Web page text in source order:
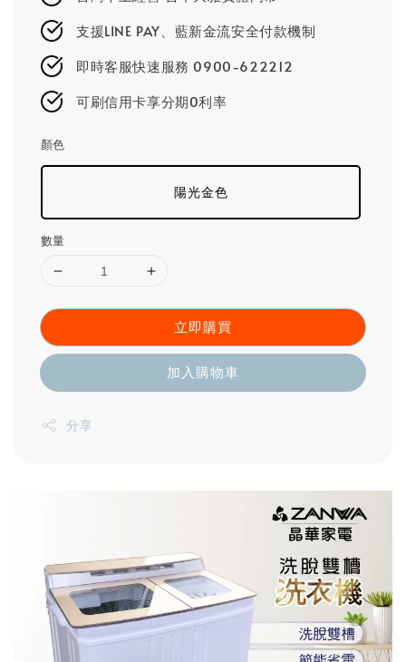
支援LINE PAY、藍新金流安全付款機制
即時客服快速服務 0900-622212
可刷信用卡享分期0利率
顏色
陽光金色
數量
立即購買
加入購物車
分享